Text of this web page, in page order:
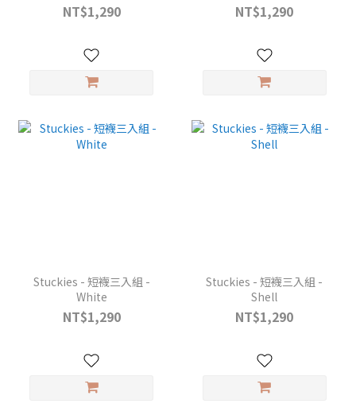
NT$1,290 NT$1,290
Stuckies - 短襪三入組 -
White
NT$1,290
Stuckies - 短襪三入組 -
Shell
NT$1,290